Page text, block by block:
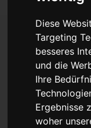
Diese
Targeting
besseres
und die
Ihre
Ergebnisse
woher
50.
König